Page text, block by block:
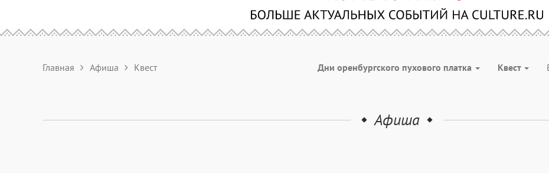
Главная Афиша Квест Дни оренбургского пухового платка Квест
Афиша